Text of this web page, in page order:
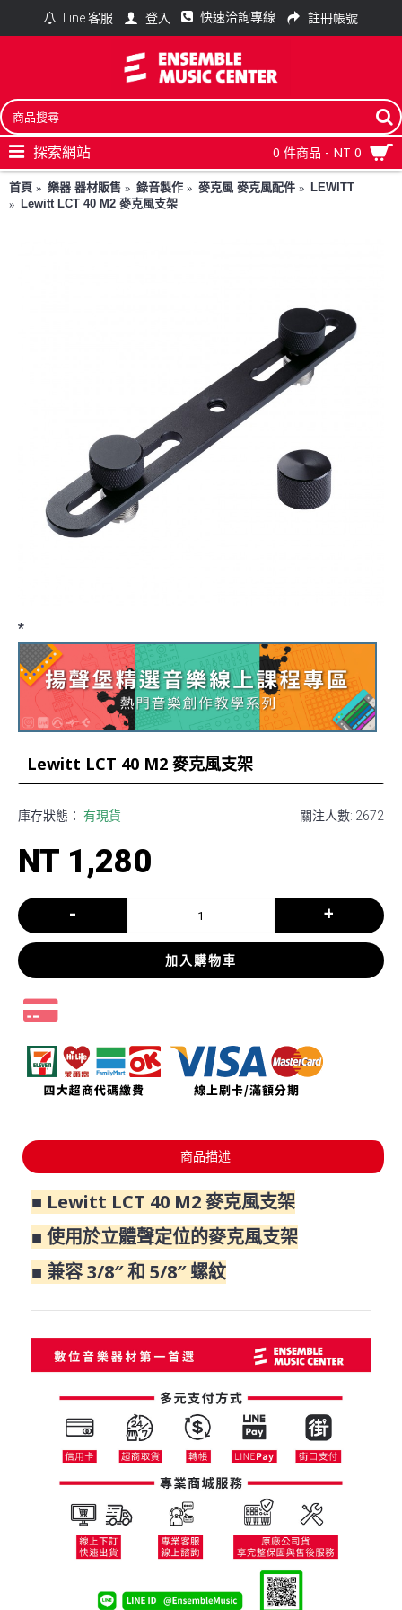
Line 客服 登入 快速洽詢專線 註冊帳號
0 件商品 - NT 0
探索網站
首頁 樂器 器材販售 錄音製作 麥克風 麥克風配件
LEWITT
Lewitt LCT 40 M2 麥克風支架
*
Lewitt LCT 40 M2 麥克風支架
關注人數: 2672
庫存狀態： 有現貨
NT 1,280
- +
加入購物車
商品描述
■ Lewitt LCT 40 M2 麥克風支架
■ 使用於立體聲定位的麥克風支架
■ 兼容 3/8″ 和 5/8″ 螺紋